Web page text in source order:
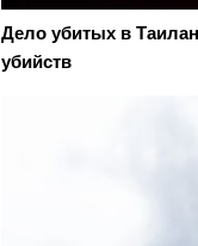
Дело убитых в
убийств